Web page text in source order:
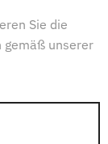
Sie die
gemäß unserer